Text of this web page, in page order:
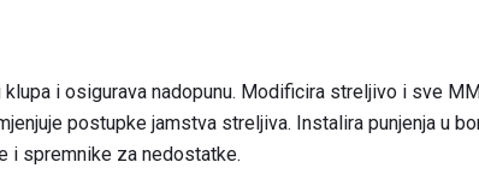
i osigurava nadopunu. Modificira streljivo i sve
postupke jamstva streljiva. Instalira punjenja u
i spremnike za nedostatke.